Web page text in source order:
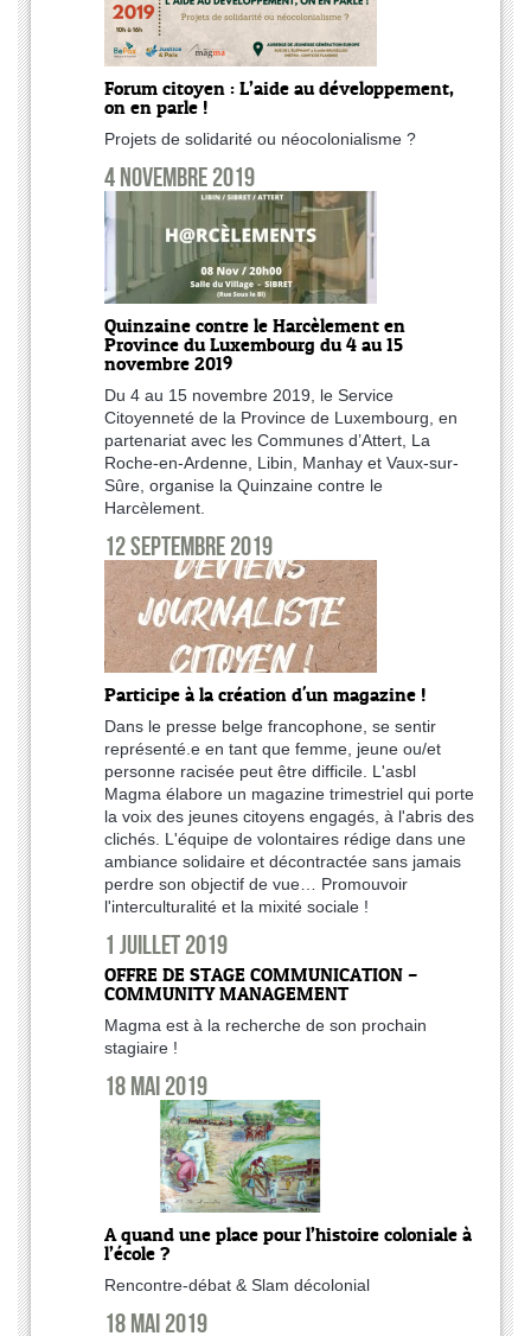
Forum citoyen : L’aide au développement,
on en parle !
Projets de solidarité ou néocolonialisme ?
4 novembre 2019
Quinzaine contre le Harcèlement en
Province du Luxembourg du 4 au 15
novembre 2019
Du 4 au 15 novembre 2019, le Service
Citoyenneté de la Province de Luxembourg, en
partenariat avec les Communes d’Attert, La
Roche-en-Ardenne, Libin, Manhay et Vaux-sur-
Sûre, organise la Quinzaine contre le
Harcèlement.
12 septembre 2019
Participe à la création d'un magazine !
Dans le presse belge francophone, se sentir
représenté.e en tant que femme, jeune ou/et
personne racisée peut être difficile. L'asbl
Magma élabore un magazine trimestriel qui porte
la voix des jeunes citoyens engagés, à l'abris des
clichés. L'équipe de volontaires rédige dans une
ambiance solidaire et décontractée sans jamais
perdre son objectif de vue… Promouvoir
l'interculturalité et la mixité sociale !
1 juillet 2019
OFFRE DE STAGE COMMUNICATION –
COMMUNITY MANAGEMENT
Magma est à la recherche de son prochain
stagiaire !
18 mai 2019
A quand une place pour l’histoire coloniale à
l’école ?
Rencontre-débat & Slam décolonial
18 mai 2019